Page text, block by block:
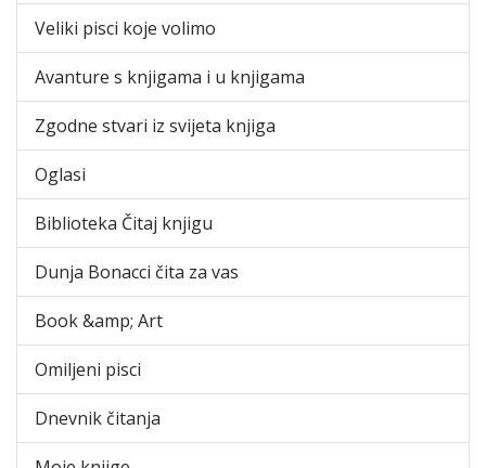
Veliki pisci koje volimo
Avanture s knjigama i u knjigama
Zgodne stvari iz svijeta knjiga
Oglasi
Biblioteka Čitaj knjigu
Dunja Bonacci čita za vas
Book &amp; Art
Omiljeni pisci
Dnevnik čitanja